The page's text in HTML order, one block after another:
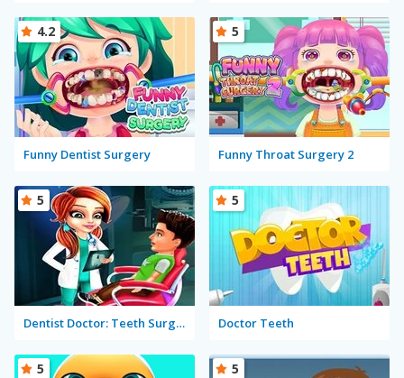
Funny Dentist Surgery
4.2
Funny Throat Surgery 2
5
Dentist Doctor: Teeth Surgery Hospital Game
5
Doctor Teeth
5
5 5